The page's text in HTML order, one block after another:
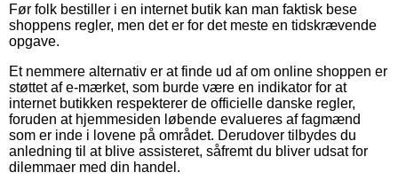
Før folk bestiller i en internet butik kan man faktisk bese
shoppens regler, men det er for det meste en tidskrævende
opgave.
Et nemmere alternativ er at finde ud af om online shoppen er
støttet af e-mærket, som burde være en indikator for at
internet butikken respekterer de officielle danske regler,
foruden at hjemmesiden løbende evalueres af fagmænd
som er inde i lovene på området. Derudover tilbydes du
anledning til at blive assisteret, såfremt du bliver udsat for
dilemmaer med din handel.